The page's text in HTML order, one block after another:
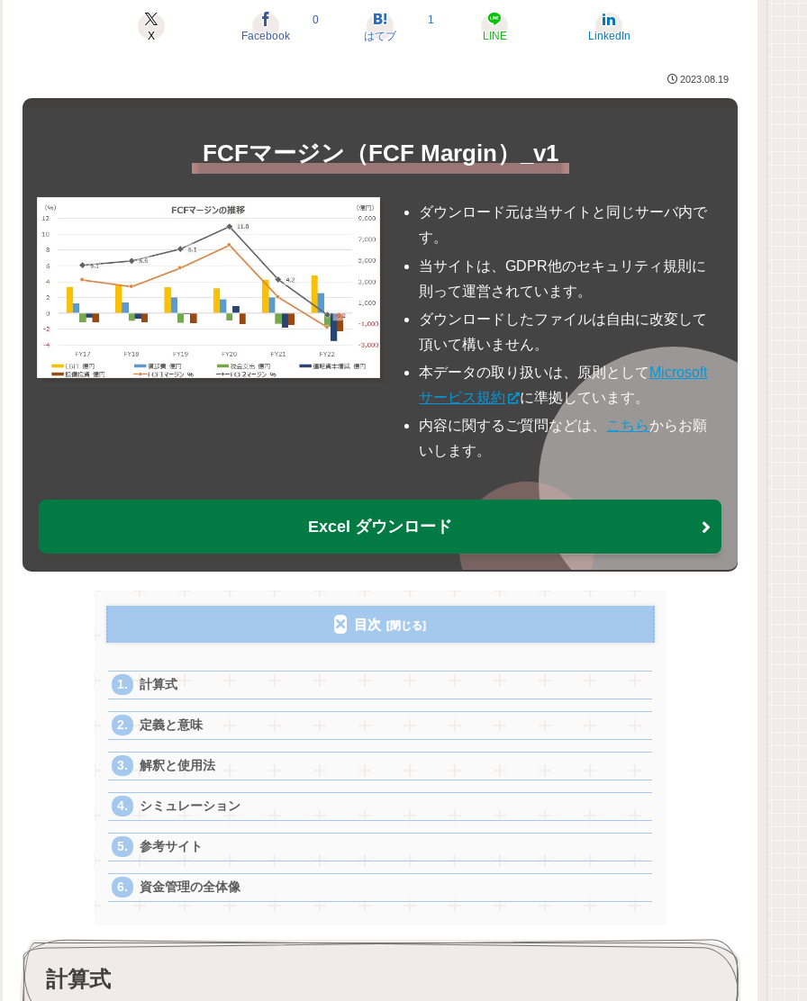
X Facebook
0
はてブ
1
LINE
LinkedIn
2023.08.19
FCFマージン（FCF Margin）_v1
ダウンロード元は当サイトと同じサーバ内で
す。
当サイトは、GDPR他のセキュリティ規則に
則って運営されています。
ダウンロードしたファイルは自由に改変して
頂いて構いません。
本データの取り扱いは、原則として Microsoft
サービス規約
に準拠しています。
内容に関するご質問などは、
こちらからお願
いします。
Excel ダウンロード
目次
計算式
定義と意味
解釈と使用法
シミュレーション
参考サイト
資金管理の全体像
計算式